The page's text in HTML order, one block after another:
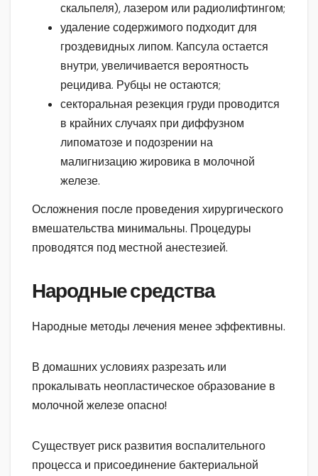
скальпеля), лазером или радиолифтингом;
удаление содержимого подходит для
гроздевидных липом. Капсула остается
внутри, увеличивается вероятность
рецидива. Рубцы не остаются;
секторальная резекция груди проводится
в крайних случаях при диффузном
липоматозе и подозрении на
малигнизацию жировика в молочной
железе.
Осложнения после проведения хирургического
вмешательства минимальны. Процедуры
проводятся под местной анестезией.
Народные средства
Народные методы лечения менее эффективны.
В домашних условиях разрезать или
прокалывать неопластическое образование в
молочной железе опасно!
Существует риск развития воспалительного
процесса и присоединение бактериальной